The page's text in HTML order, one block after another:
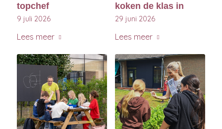
topchef
9 juli 2026
Lees meer
koken de klas in
29 juni 2026
Lees meer